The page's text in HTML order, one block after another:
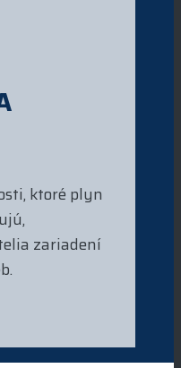
ktoré plyn
zariadení